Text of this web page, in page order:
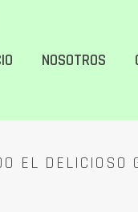
NOSOTROS
EL DELICIOSO